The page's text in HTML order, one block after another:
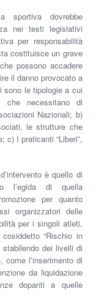
sportiva dovrebbe
nei testi legislativi
per responsabilità
costituisce un grave
possono accadere
il danno provocato a
sono le tipologie a cui
che necessitano di
Nazionali; b)
le strutture che
c)I praticanti “Liberi”,
è quello di
l’egida di quella
per quanto
organizzatori delle
per i singoli atleti,
cosiddetto“Rischio in
dei livelli di
come l’inserimento di
da liquidazione
dopanti a quelle